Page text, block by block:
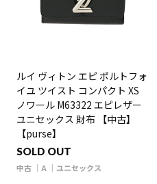
ルイ ヴィトン エピ ポルトフォ
イユ ツイスト コンパクト XS
ノワール M63322 エピレザー
ユニセックス 財布 【中古】
【purse】
SOLD OUT
中古 A ユニセックス